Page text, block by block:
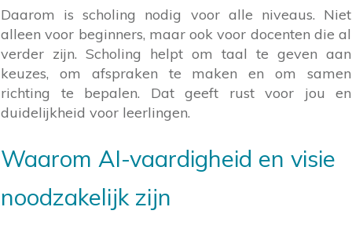
Daarom is scholing nodig voor alle niveaus. Niet
alleen voor beginners, maar ook voor docenten die al
verder zijn. Scholing helpt om taal te geven aan
keuzes, om afspraken te maken en om samen
richting te bepalen. Dat geeft rust voor jou en
duidelijkheid voor leerlingen.
Waarom AI-vaardigheid en visie
noodzakelijk zijn